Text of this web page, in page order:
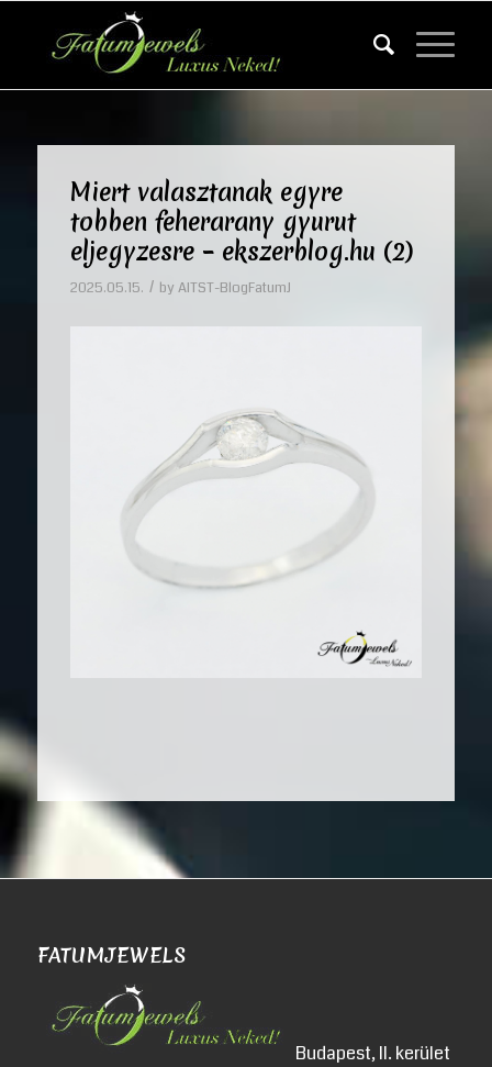
Miert valasztanak egyre
tobben feherarany gyurut
eljegyzesre – ekszerblog.hu (2)
2025.05.15. / by AITST-BlogFatumJ
FATUMJEWELS
Budapest, II. kerület